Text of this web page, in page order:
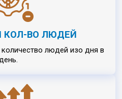
КОЛ-ВО ЛЮДЕЙ
людей изо дня в